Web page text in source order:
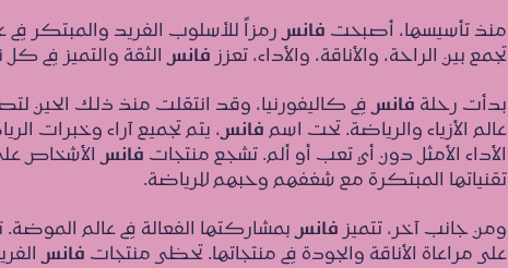
منذ تأسيسها، أصبحت فانس رمزاً للأسلوب الفريد والمبتكر
تجمع بين الراحة، والأناقة، والأداء، تعزز فانس الثقة والتميز في
بدأت رحلة فانس في كاليفورنيا، وقد انتقلت منذ ذلك الحين
عالم الأزياء والرياضة. تحت اسم فانس، يتم تجميع آراء وخبرات
الأداء الأمثل دون أي تعب أو ألم. تشجع منتجات فانس الأشخاص
تقنياتها المبتكرة مع شغفهم وحبهم للرياضة.
ومن جانب آخر، تتميز فانس بمشاركتها الفعالة في عالم
على مراعاة الأناقة والجودة في منتجاتها. تحظى منتجات فانس